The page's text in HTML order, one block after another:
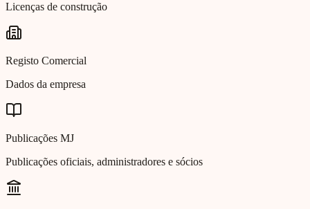
Licenças de construção
Registo Comercial
Dados da empresa
Publicações MJ
Publicações oficiais, administradores e sócios